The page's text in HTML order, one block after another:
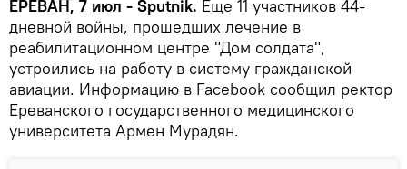
ЕРЕВАН, 7 июл - Sputnik. Еще 11 участников 44-
дневной войны, прошедших лечение в
реабилитационном центре "Дом солдата",
устроились на работу в систему гражданской
авиации. Информацию в Facebook сообщил ректор
Ереванского государственного медицинского
университета Армен Мурадян.